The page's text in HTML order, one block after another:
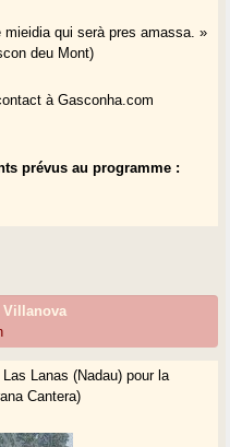
mieidia qui serà pres amassa. »
deu Mont)
à Gasconha.com
prévus au programme :
Villanova
Lanas (Nadau) pour la
Cantera)